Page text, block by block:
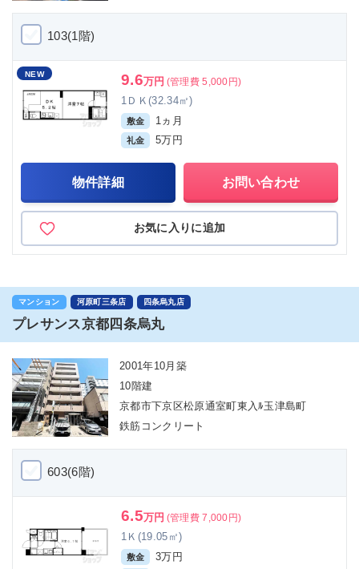
103(1階)
NEW 9.6万円 (管理費 5,000円)
1ＤＫ(32.34㎡)
敷金 1ヵ月
礼金 5万円
物件詳細 お問い合わせ
お気に入りに追加
マンション 河原町三条店 四条烏丸店
プレサンス京都四条烏丸
2001年10月築
10階建
京都市下京区松原通室町東入ﾙ玉津島町
鉄筋コンクリート
603(6階)
6.5万円 (管理費 7,000円)
1Ｋ(19.05㎡)
敷金 3万円